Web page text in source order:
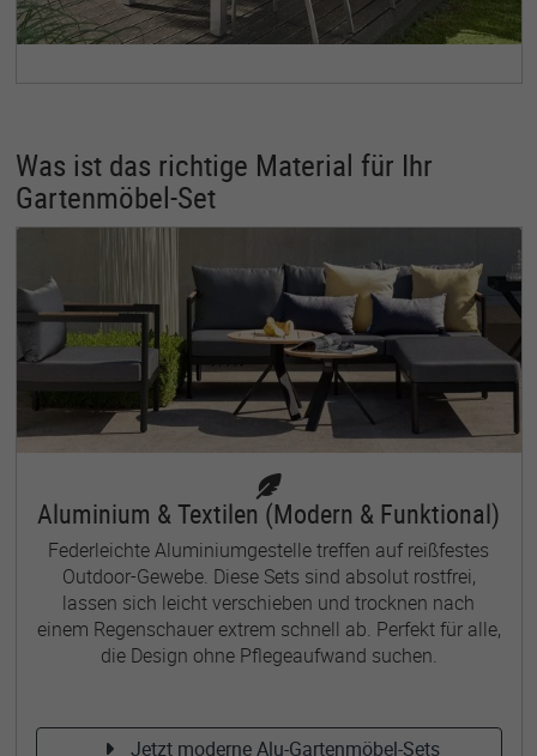
Was ist das richtige Material für Ihr
Gartenmöbel-Set
Aluminium & Textilen (Modern & Funktional)
Federleichte Aluminiumgestelle treffen auf reißfestes
Outdoor-Gewebe. Diese Sets sind absolut rostfrei,
lassen sich leicht verschieben und trocknen nach
einem Regenschauer extrem schnell ab. Perfekt für alle,
die Design ohne Pflegeaufwand suchen.
Jetzt moderne Alu-Gartenmöbel-Sets